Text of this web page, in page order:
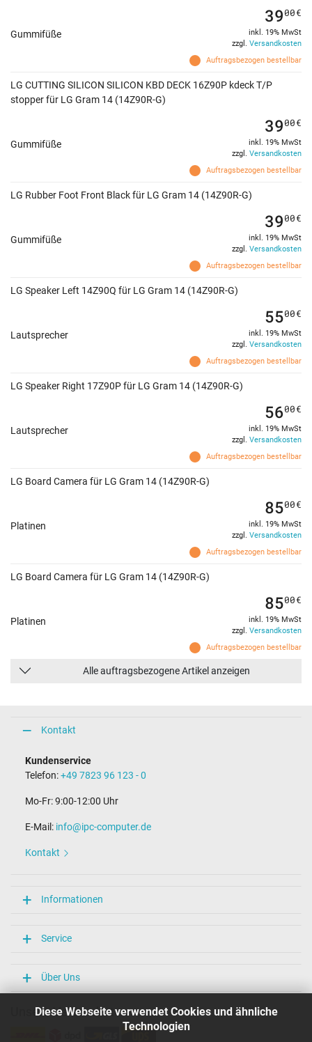
Diese Webseite verwendet Cookies und ähnliche
Technologien
Gummifüße
Auftragsbezogen bestellbar
3900€
inkl. 19% MwSt
zzgl. Versandkosten
LG CUTTING SILICON SILICON KBD DECK 16Z90P kdeck T/P
stopper für LG Gram 14 (14Z90R-G)
Gummifüße
Auftragsbezogen bestellbar
3900€
inkl. 19% MwSt
zzgl. Versandkosten
LG Rubber Foot Front Black für LG Gram 14 (14Z90R-G)
Gummifüße
Auftragsbezogen bestellbar
3900€
inkl. 19% MwSt
zzgl. Versandkosten
LG Speaker Left 14Z90Q für LG Gram 14 (14Z90R-G)
Lautsprecher
Auftragsbezogen bestellbar
5500€
inkl. 19% MwSt
zzgl. Versandkosten
LG Speaker Right 17Z90P für LG Gram 14 (14Z90R-G)
Lautsprecher
Auftragsbezogen bestellbar
5600€
inkl. 19% MwSt
zzgl. Versandkosten
LG Board Camera für LG Gram 14 (14Z90R-G)
Platinen
Auftragsbezogen bestellbar
8500€
inkl. 19% MwSt
zzgl. Versandkosten
LG Board Camera für LG Gram 14 (14Z90R-G)
Platinen
Auftragsbezogen bestellbar
8500€
inkl. 19% MwSt
zzgl. Versandkosten
Alle auftragsbezogene Artikel anzeigen
Kontakt
Kundenservice
Telefon:+49 7823 96 123 - 0
Mo-Fr: 9:00-12:00 Uhr
E-Mail: info@ipc-computer.de
Kontakt
Informationen
Service
Über Uns
Unsere Versandarten